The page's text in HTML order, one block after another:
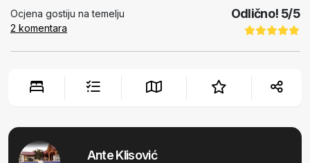
Ocjena gostiju na temelju
2 komentara
Odlično! 5/5
Ante Klisović